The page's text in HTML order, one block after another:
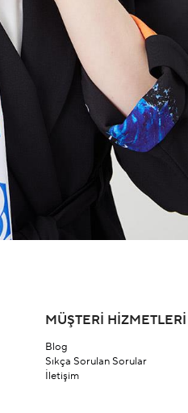
MÜŞTERİ HİZMETLERİ
Blog
Sıkça Sorulan Sorular
İletişim